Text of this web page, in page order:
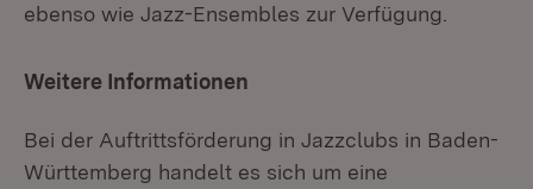
ebenso wie Jazz-Ensembles zur Verfügung.
Weitere Informationen
Bei der Auftrittsförderung in Jazzclubs in Baden-
Württemberg handelt es sich um eine